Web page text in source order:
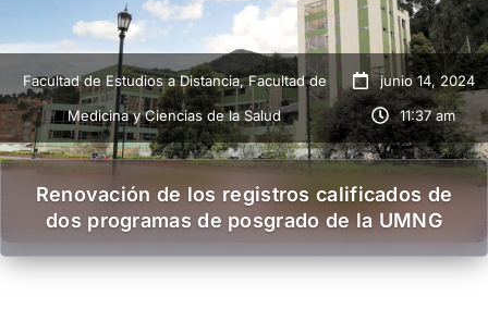
Facultad de Estudios a Distancia,Facultad de
Medicina y Ciencias de la Salud
junio 14, 2024
11:37 am
Renovación de los registros calificados de
dos programas de posgrado de la UMNG